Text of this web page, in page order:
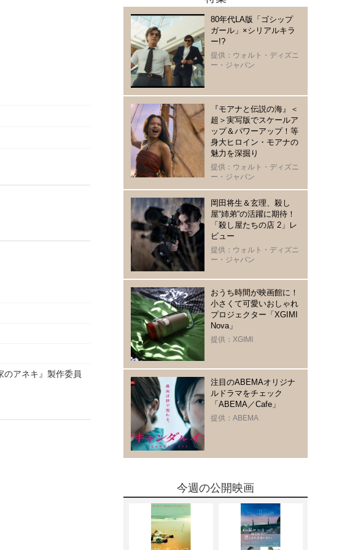
アネキ』製作委員
80年代LA版「ゴシップ
ガール」×シリアルキラ
ー!?
提供：ウォルト・ディズニ
ー・ジャパン
『モアナと伝説の海』＜
超＞実写版でスケールア
ップ＆パワーアップ！等
身大ヒロイン・モアナの
魅力を深掘り
提供：ウォルト・ディズニ
ー・ジャパン
岡田将生＆玄理、殺し
屋“姉弟“の活躍に期待！
「殺し屋たちの店 2」レ
ビュー
提供：ウォルト・ディズニ
ー・ジャパン
おうち時間が映画館に！
小さくて可愛いおしゃれ
プロジェクター「XGIMI
Nova」
提供：XGIMI
注目のABEMAオリジナ
ルドラマをチェック
「ABEMA／Cafe」
提供：ABEMA
今週の公開映画